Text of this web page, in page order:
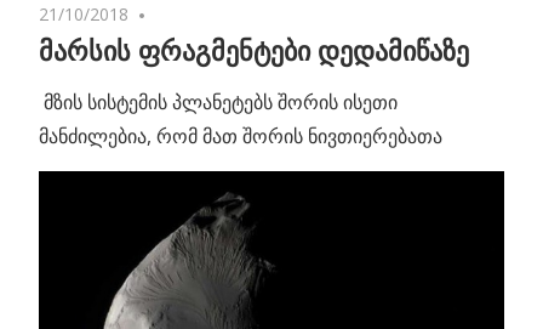
21/10/2018
მარსის ფრაგმენტები დედამიწაზე
მზის სისტემის პლანეტებს შორის ისეთი
მანძილებია, რომ მათ შორის ნივთიერებათა